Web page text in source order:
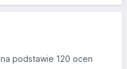
na podstawie 120 ocen